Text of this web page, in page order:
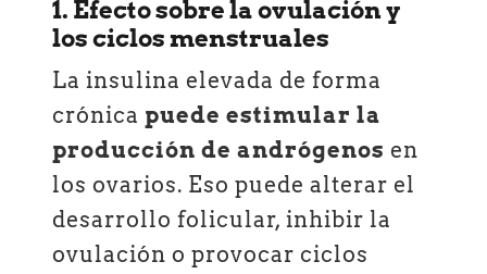
1. Efecto sobre la ovulación y
los ciclos menstruales
La insulina elevada de forma
crónica puede estimular la
producción de andrógenos en
los ovarios. Eso puede alterar el
desarrollo folicular, inhibir la
ovulación o provocar ciclos